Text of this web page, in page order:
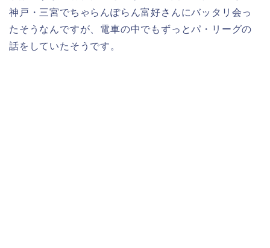
神戸・三宮でちゃらんぽらん富好さんにバッタリ会っ
たそうなんですが、電車の中でもずっとパ・リーグの
話をしていたそうです。